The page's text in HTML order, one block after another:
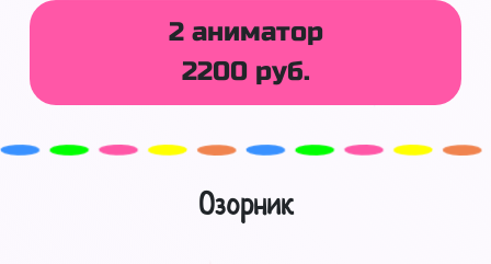
2 аниматор
2200 руб.
Озорник